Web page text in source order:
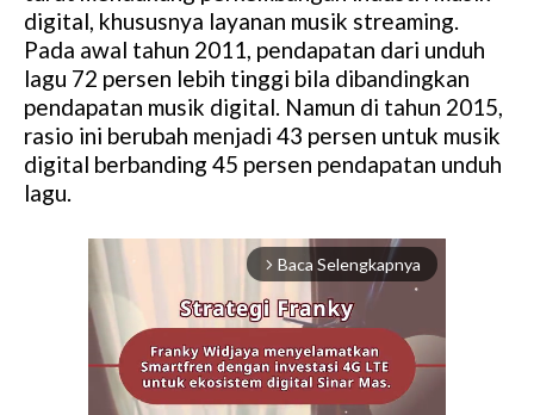
digital, khususnya layanan musik streaming.
Pada awal tahun 2011, pendapatan dari unduh
lagu 72 persen lebih tinggi bila dibandingkan
pendapatan musik digital. Namun di tahun 2015,
rasio ini berubah menjadi 43 persen untuk musik
digital berbanding 45 persen pendapatan unduh
lagu.
arrow_forward_ios Baca Selengkapnya